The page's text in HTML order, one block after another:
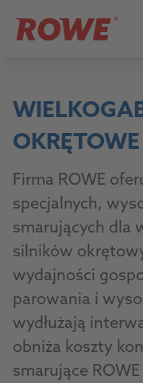
Firma ROWE
specjalnych,
smarujących dla
silników
wydajności
parowania i
wydłużają
obniża koszty
smarujące